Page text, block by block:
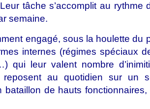
tâche s’accomplit au rythme
semaine.
engagé, sous la houlette du
internes (régimes spéciaux
qui leur valent nombre
reposent au quotidien sur un
bataillon de hauts